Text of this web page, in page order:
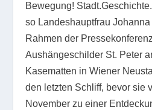
Bewegung!
so Landeshauptfrau
Rahmen der
Aushängeschilder St. Peter
Kasematten in Wiener
den letzten Schliff, bevor sie
November zu einer